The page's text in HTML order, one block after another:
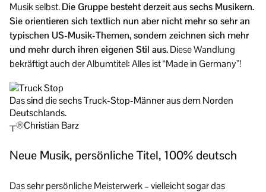
Musik selbst.Die Gruppe besteht derzeit aus sechs Musikern.
Sie orientieren sich textlich nun aber nicht mehr so sehr an
typischen US-Musik-Themen, sondern zeichnen sich mehr
und mehr durch ihren eigenen Stil aus.Diese Wandlung
bekräftigt auch der Albumtitel: Alles ist “Made in Germany”!
Das sind die sechs Truck-Stop-Männer aus dem Norden
Deutschlands.
┬®Christian Barz
Neue Musik, persönliche Titel, 100% deutsch
Das sehr persönliche Meisterwerk – vielleicht sogar das